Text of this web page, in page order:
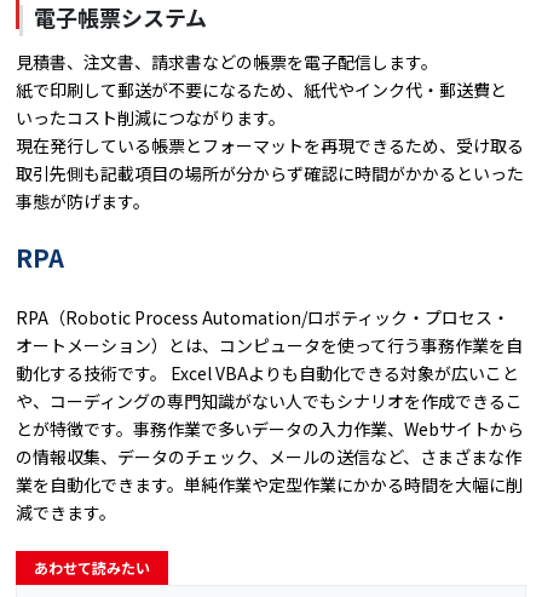
電子帳票システム
見積書、注文書、請求書などの帳票を電子配信します。
紙で印刷して郵送が不要になるため、紙代やインク代・郵送費と
いったコスト削減につながります。
現在発行している帳票とフォーマットを再現できるため、受け取る
取引先側も記載項目の場所が分からず確認に時間がかかるといった
事態が防げます。
RPA
RPA（Robotic Process Automation/ロボティック・プロセス・
オートメーション）とは、コンピュータを使って行う事務作業を自
動化する技術です。 Excel VBAよりも自動化できる対象が広いこと
や、コーディングの専門知識がない人でもシナリオを作成できるこ
とが特徴です。事務作業で多いデータの入力作業、Webサイトから
の情報収集、データのチェック、メールの送信など、さまざまな作
業を自動化できます。単純作業や定型作業にかかる時間を大幅に削
減できます。
あわせて読みたい